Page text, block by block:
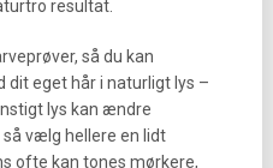
resultat.
så du kan
eget hår i naturligt lys –
lys kan ændre
vælg hellere en lidt
ofte kan tones mørkere,